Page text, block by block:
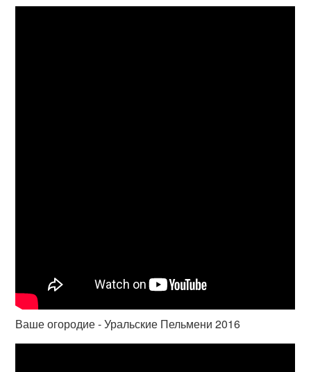
Ваше огородие - Уральские Пельмени 2016